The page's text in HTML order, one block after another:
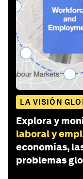
LA VISIÓN
Explora y
laboral y
economías,
problemas